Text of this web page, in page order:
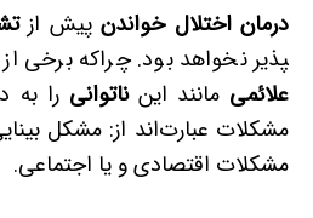
درمان اختلال خواندن پیش از
پذیر نخواهد بود. چراکه برخی
علائمی مانند اینناتوانی را به
مشکلات عبارت‌اند از: مشکل
مشکلات اقتصادی و یا اجتماعی.